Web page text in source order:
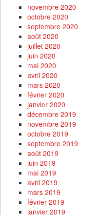
novembre 2020
octobre 2020
septembre 2020
août 2020
juillet 2020
juin 2020
mai 2020
avril 2020
mars 2020
février 2020
janvier 2020
décembre 2019
novembre 2019
octobre 2019
septembre 2019
août 2019
juin 2019
mai 2019
avril 2019
mars 2019
février 2019
janvier 2019